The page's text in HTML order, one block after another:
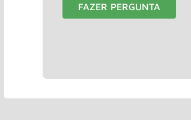
FAZER PERGUNTA